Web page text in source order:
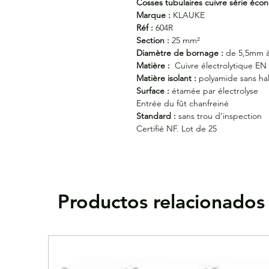
Cosses tubulaires cuivre série
Marque : KLAUKE
Réf : 604R
Section : 25 mm²
Diamètre de bornage : de 5,5mm
Matière : Cuivre électrolytique EN
Matière isolant : polyamide sans
Surface : étamée par électrolyse
Entrée du fût chanfreiné
Standard : sans trou d’inspection
Certifié NF. Lot de 25
Productos relacionados